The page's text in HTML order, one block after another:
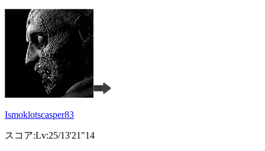
Ismoklotscasper83
スコア:Lv:25/13'21"14